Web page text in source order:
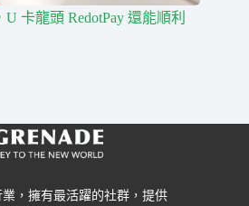
卡龍頭 RedotPay 還能順利
，擁有最活躍的社群，提供